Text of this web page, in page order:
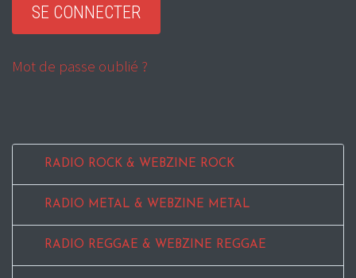
Mot de passe oublié ?
RADIO ROCK & WEBZINE ROCK
RADIO METAL & WEBZINE METAL
RADIO REGGAE & WEBZINE REGGAE